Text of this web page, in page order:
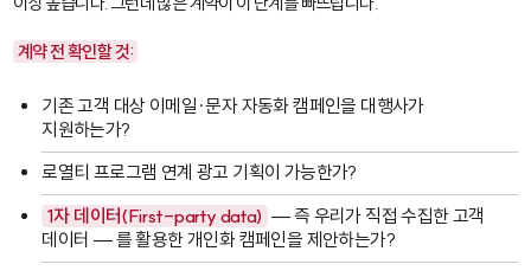
계약 전 확인할 것:
기존 고객 대상 이메일·문자 자동화 캠페인을 대행사가
지원하는가?
로열티 프로그램 연계 광고 기획이 가능한가?
1자 데이터(First-party data) — 즉 우리가 직접 수집한 고객
데이터 — 를 활용한 개인화 캠페인을 제안하는가?